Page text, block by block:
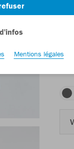
Mentions légales